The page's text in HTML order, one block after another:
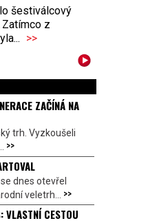
šestiválcový
z
>>
ZAČÍNÁ NA
trh. Vyzkoušeli
>>
dnes otevřel
veletrh... >>
VLASTNÍ CESTOU